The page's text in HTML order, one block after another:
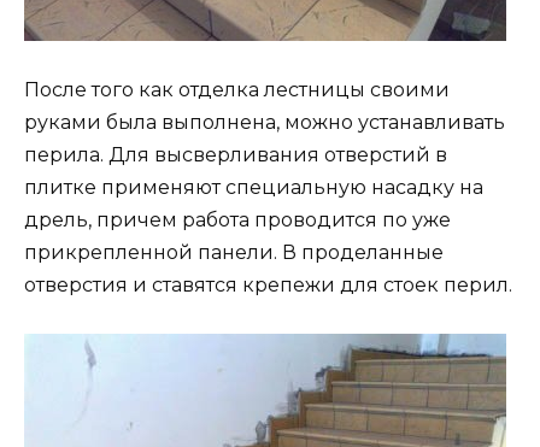
После того как отделка лестницы своими
руками была выполнена, можно устанавливать
перила. Для высверливания отверстий в
плитке применяют специальную насадку на
дрель, причем работа проводится по уже
прикрепленной панели. В проделанные
отверстия и ставятся крепежи для стоек перил.